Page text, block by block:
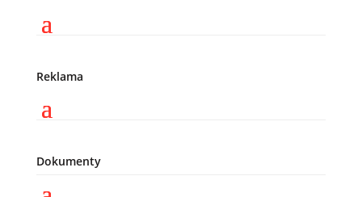
Reklama
Dokumenty